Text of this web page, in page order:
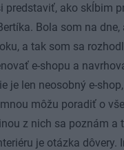
predstaviť, ako skĺbim
Bola som na dne,
a tak som sa
e-shopu a
je len neosobný e-
môžu poradiť o
z nich sa poznám a
je otázka dôvery.